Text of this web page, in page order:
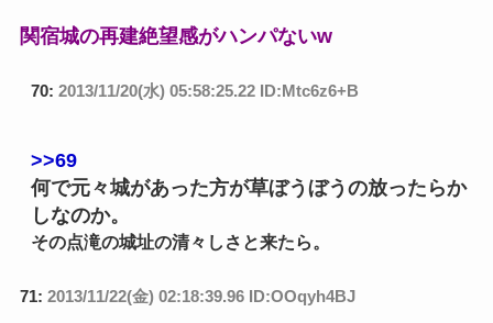
関宿城の再建絶望感がハンパないw
70: 2013/11/20(水) 05:58:25.22 ID:Mtc6z6+B
>>69
何で元々城があった方が草ぼうぼうの放ったらか
しなのか。
その点滝の城址の清々しさと来たら。
71: 2013/11/22(金) 02:18:39.96 ID:OOqyh4BJ